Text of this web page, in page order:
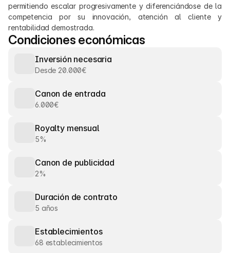
permitiendo escalar progresivamente y diferenciándose de la
competencia por su innovación, atención al cliente y
rentabilidad demostrada.
Condiciones económicas
Inversión necesaria
Desde 20.000€
Canon de entrada
6.000€
Royalty mensual
5%
Canon de publicidad
2%
Duración de contrato
5 años
Establecimientos
68 establecimientos